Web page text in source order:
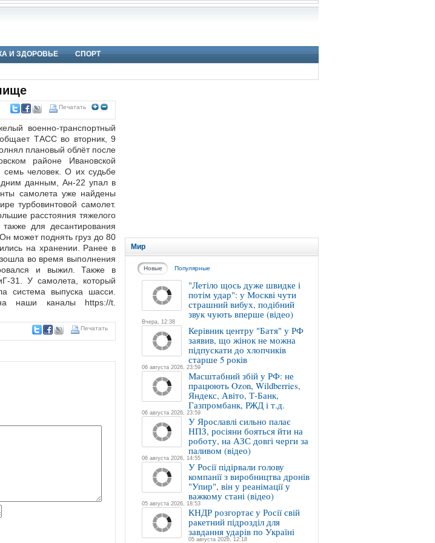
И ЗДОРОВЬЕ
СПОРТ
Печатать
военно-транспортный
ТАСС во вторник, 9
плановый облёт после
районе Ивановской
семь человек. О их судьбе
данным, Ан-22 упал в
самолета уже найдены
турбовинтовой самолет.
расстояния тяжелого
для десантирования
может поднять груз до 80
на хранении. Ранее в
во время выполнения
и выжил. Также в
31. У самолета, который
система выпуска шасси.
наши каналы https://t.
Печатать
Мир
Новые Популярные
"Летіло щось дуже швидке і
потім удар": у Москві чути
страшний вибух, подібний
звук чують вперше (відео)
Вчера, 12:38
Керівник центру "Батя" у РФ
заявив, що жінок не можна
підпускати до хлопчиків
старше 5 років
06 августа 2026, 23:59
Масштабний збій у РФ: не
працюють Ozon, Wildberries,
Яндекс, Авіто, Т-Банк,
Газпромбанк, РЖД і т.д.
06 августа 2026, 23:59
У Ярославлі сильно палає
НПЗ, росіяни бояться йти на
роботу, на АЗС довгі черги за
паливом (відео)
06 августа 2026, 14:55
У Росії підірвали голову
компанії з виробництва дронів
"Упир", він у реанімації у
важкому стані (відео)
05 августа 2026, 18:53
КНДР розгортає у Росії свій
ракетний підрозділ для
завдання ударів по Україні
05 августа 2026, 12:18